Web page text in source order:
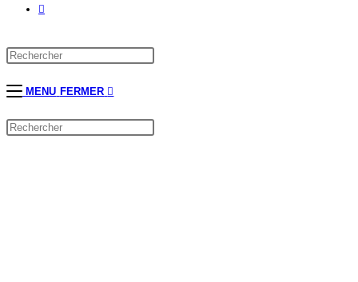
MENU FERMER